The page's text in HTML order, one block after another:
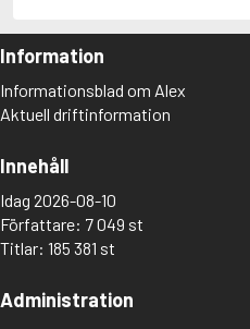
Information
Informationsblad om Alex
Aktuell driftinformation
Innehåll
Idag 2026-08-10
Författare: 7 049 st
Titlar: 185 381 st
Administration